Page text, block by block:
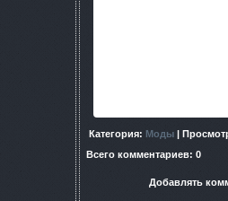
Категория: Моды |
Всего комментариев: 0
Добавлять